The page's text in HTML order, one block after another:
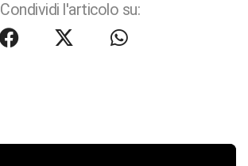
Condividi l'articolo su: